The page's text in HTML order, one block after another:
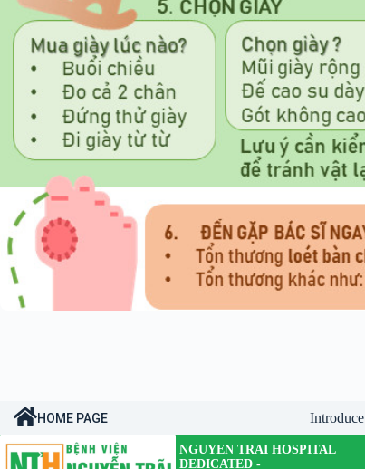
HOME PAGE Introduce
NGUYEN TRAI HOSPITAL
DEDICATED -